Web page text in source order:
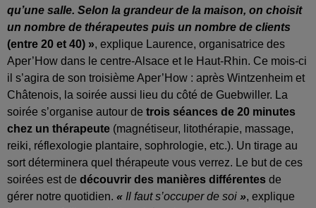
qu’une salle. Selon la grandeur de la maison, on choisit
un nombre de thérapeutes puis un nombre de clients
(entre 20 et 40) », explique Laurence, organisatrice des
Aper’How dans le centre-Alsace et le Haut-Rhin. Ce mois-ci
il s’agira de son troisième Aper’How : après Wintzenheim et
Châtenois, la soirée aussi lieu du côté de Guebwiller. La
soirée s’organise autour de trois séances de 20 minutes
chez un thérapeute (magnétiseur, litothérapie, massage,
reiki, réflexologie plantaire, sophrologie, etc.). Un tirage au
sort déterminera quel thérapeute vous verrez. Le but de ces
soirées est de découvrir des manières différentes de
gérer notre quotidien. « Il faut s’occuper de soi », explique